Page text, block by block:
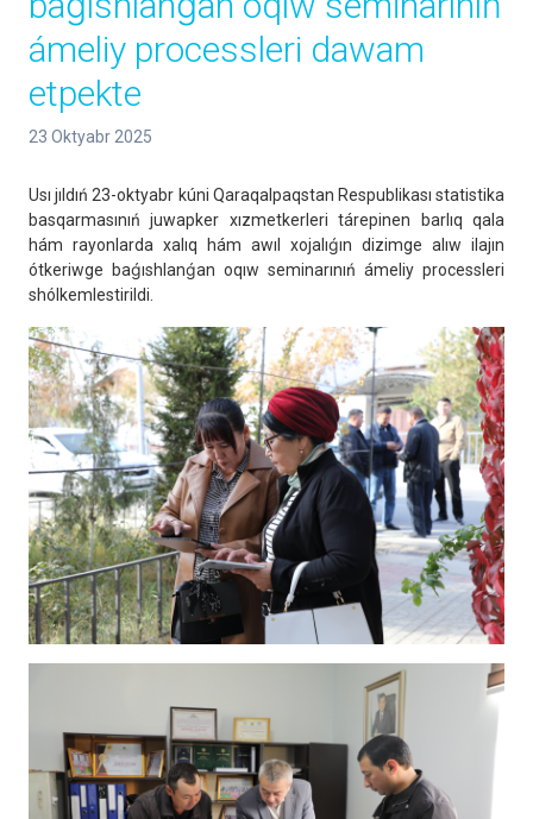
ámeliy processleri dawam
etpekte
23 Oktyabr 2025
Usı jıldıń 23-oktyabr kúni Qaraqalpaqstan Respublikası statistika
basqarmasınıń juwapker xızmetkerleri tárepinen barlıq qala
hám rayonlarda xalıq hám awıl xojalıǵın dizimge alıw ilajın
ótkeriwge baǵıshlanǵan oqıw seminarınıń ámeliy processleri
shólkemlestirildi.